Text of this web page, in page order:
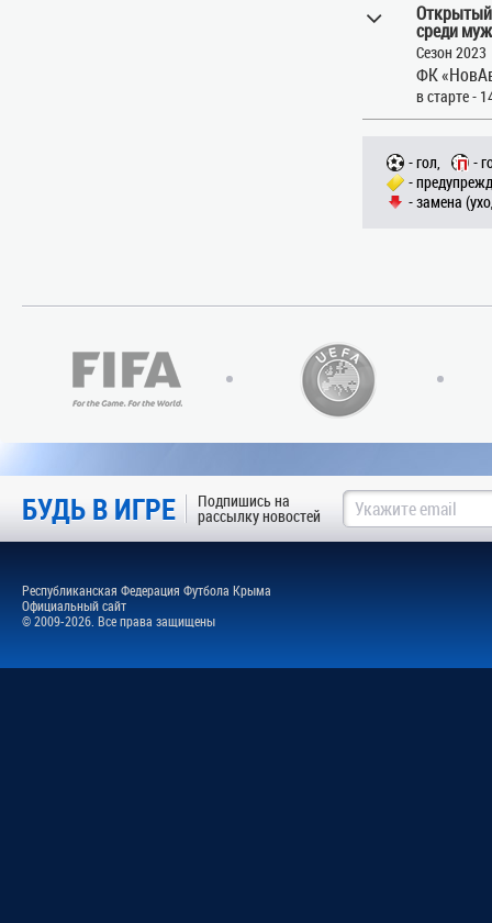
среди
Сезон 2023
ФК
в старте -
- гол,
-
-
- замена
БУДЬ В ИГРЕ Подпишись на
рассылку новостей
Республиканская Федерация Футбола Крыма
Официальный сайт
© 2009-2026. Все права защищены